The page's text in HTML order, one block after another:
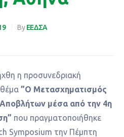
ByΕΕΔΣΑ
η προσυνεδριακή
”Ο Μετασχηματισμός
Αποβλήτων μέσα από την 4η
που πραγματοποιήθηκε
Symposium την Πέμπτη